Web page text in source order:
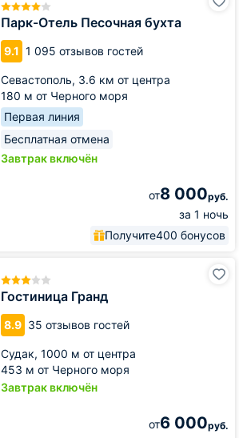
Парк-Отель Песочная бухта
9.1 1 095 отзывов гостей
Севастополь, 3.6 км от центра
180 м от Черного моря
Первая линия
Бесплатная отмена
Завтрак включён
от8 000руб.
за 1 ночь
Получите400 бонусов
Гостиница Гранд
8.9 35 отзывов гостей
Судак, 1000 м от центра
453 м от Черного моря
Завтрак включён
от6 000руб.